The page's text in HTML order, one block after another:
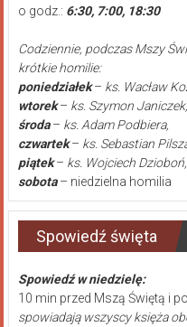
o godz.: 6:30, 7:00, 18:30
Codziennie, podczas Mszy
krótkie homilie:
poniedziałek– ks. Wacław
wtorek– ks. Szymon Janiczek,
środa– ks. Adam Podbiera,
czwartek– ks. Sebastian
piątek– ks. Wojciech Dzioboń,
sobota– niedzielna homilia
Spowiedź święta
Spowiedź w niedzielę:
10 min przed Mszą Świętą i
spowiadają wszyscy księża